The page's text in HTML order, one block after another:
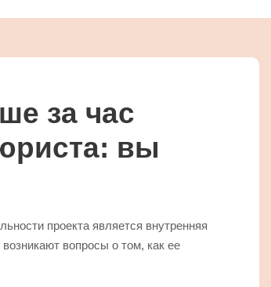
за час
вы
проекта является внутренняя
вопросы о том, как ее